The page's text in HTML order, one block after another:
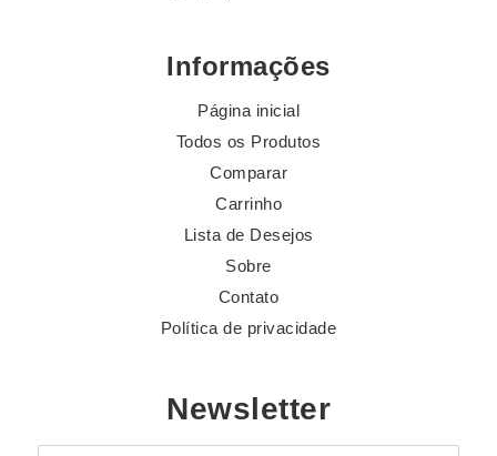
Informações
Página inicial
Todos os Produtos
Comparar
Carrinho
Lista de Desejos
Sobre
Contato
Política de privacidade
Newsletter